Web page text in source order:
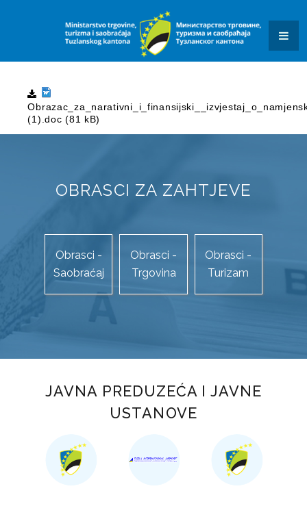
(1).doc (81 kB)
OBRASCI ZA ZAHTJEVE
Obrasci -
Saobraćaj
Obrasci -
Trgovina
Obrasci -
Turizam
JAVNA PREDUZEĆA I JAVNE
USTANOVE
OBAVJEŠTENJA I REZULTATI
SAOBRAĆAJ
OBRASCI ZAHTJEVA
KVIZ ZNANJA
ELEKTRIČNA VOZILA
OBRASCI ZAHTJEVA
ZAŠTITA POTROŠAČA